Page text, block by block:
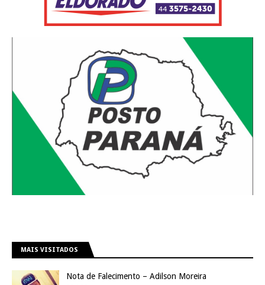
MAIS VISITADOS
Nota de Falecimento – Adilson Moreira